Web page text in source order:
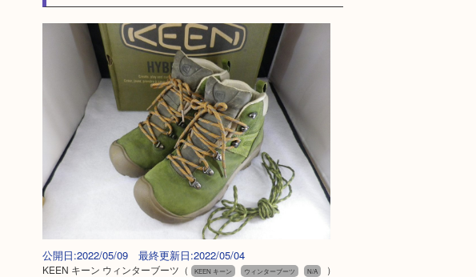
公開日:2022/05/09 最終更新日:2022/05/04
KEEN キーン ウィンターブーツ （ KEEN キーン ウィンターブーツ N/A
）